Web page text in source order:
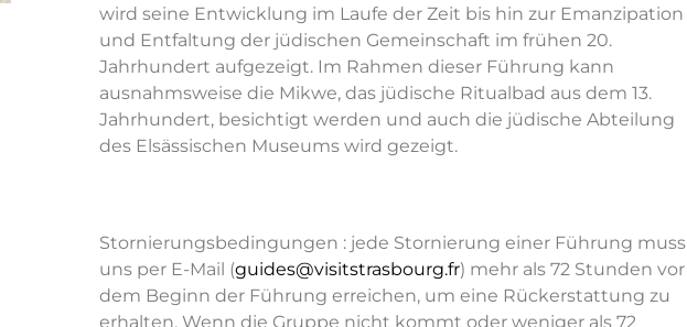
wird seine Entwicklung im Laufe der Zeit bis hin zur Emanzipation
und Entfaltung der jüdischen Gemeinschaft im frühen 20.
Jahrhundert aufgezeigt. Im Rahmen dieser Führung kann
ausnahmsweise die Mikwe, das jüdische Ritualbad aus dem 13.
Jahrhundert, besichtigt werden und auch die jüdische Abteilung
des Elsässischen Museums wird gezeigt.
Stornierungsbedingungen : jede Stornierung einer Führung muss
uns per E-Mail (guides@visitstrasbourg.fr) mehr als 72 Stunden vor
dem Beginn der Führung erreichen, um eine Rückerstattung zu
erhalten. Wenn die Gruppe nicht kommt oder weniger als 72